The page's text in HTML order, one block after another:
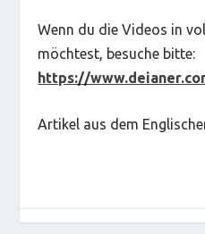
Wenn du die Videos in
möchtest, besuche bitte:
https://
Artikel aus dem